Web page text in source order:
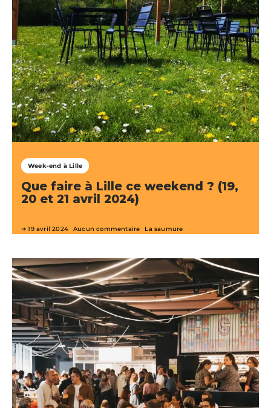
Week-end à Lille
Que faire à Lille ce weekend ? (19,
20 et 21 avril 2024)
19 avril 2024 Aucun commentaire La saumure